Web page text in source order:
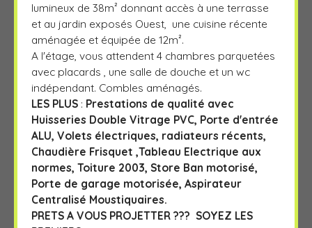
lumineux de 38m² donnant accès à une terrasse
et au jardin exposés Ouest, une cuisine récente
aménagée et équipée de 12m².
A l'étage, vous attendent 4 chambres parquetées
avec placards , une salle de douche et un wc
indépendant. Combles aménagés.
LES PLUS : Prestations de qualité avec
Huisseries Double Vitrage PVC, Porte d'entrée
ALU, Volets électriques, radiateurs récents,
Chaudière Frisquet ,Tableau Electrique aux
normes, Toiture 2003, Store Ban motorisé,
Porte de garage motorisée, Aspirateur
Centralisé Moustiquaires.
PRETS A VOUS PROJETTER ??? SOYEZ LES